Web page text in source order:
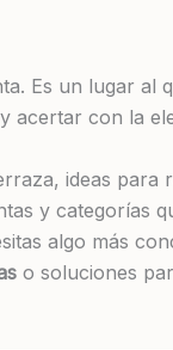
Es un lugar al
acertar con la
ideas para
y categorías
algo más
o soluciones